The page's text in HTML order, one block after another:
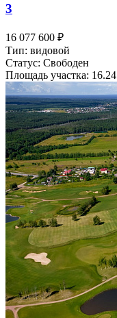
3
16 077 600 ₽
Тип: видовой
Статус: Свободен
Площадь участка: 16.24